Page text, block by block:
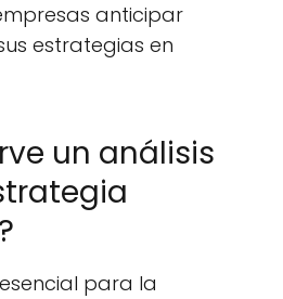
anticipar
estrategias en
un análisis
para la